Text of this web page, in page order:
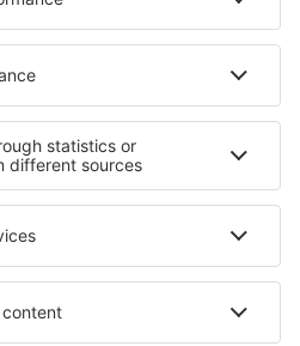
op Baltische kust (Polen)
Hotels in Banaat
in Ruse
Hotels op Korfoe